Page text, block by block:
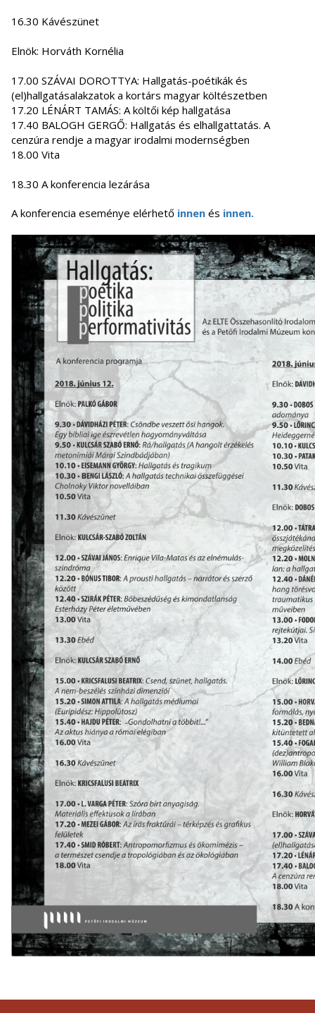
16.30 Kávészünet
Elnök: Horváth Kornélia
17.00 SZÁVAI DOROTTYA: Hallgatás-poétikák és
(el)hallgatásalakzatok a kortárs magyar költészetben
17.20 LÉNÁRT TAMÁS: A költői kép hallgatása
17.40 BALOGH GERGŐ: Hallgatás és elhallgattatás. A
cenzúra rendje a magyar irodalmi modernségben
18.00 Vita
18.30 A konferencia lezárása
A konferencia eseménye elérhető innen és innen.